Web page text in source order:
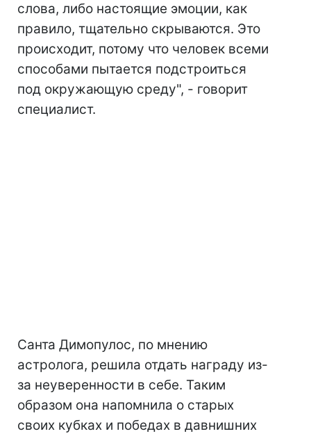
слова, либо настоящие эмоции, как
правило, тщательно скрываются. Это
происходит, потому что человек всеми
способами пытается подстроиться
под окружающую среду", - говорит
специалист.
Санта Димопулос, по мнению
астролога, решила отдать награду из-
за неуверенности в себе. Таким
образом она напомнила о старых
своих кубках и победах в давнишних